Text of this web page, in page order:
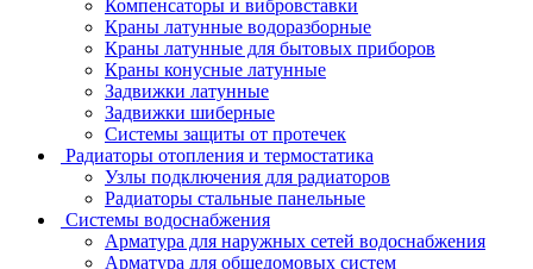
Компенсаторы и вибровставки
Краны латунные водоразборные
Краны латунные для бытовых приборов
Краны конусные латунные
Задвижки латунные
Задвижки шиберные
Системы защиты от протечек
Радиаторы отопления и термостатика
Узлы подключения для радиаторов
Радиаторы стальные панельные
Системы водоснабжения
Арматура для наружных сетей водоснабжения
Арматура для общедомовых систем